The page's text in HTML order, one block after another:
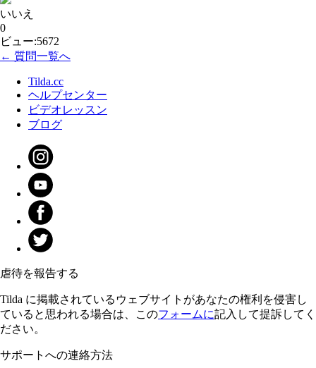
いいえ
0
ビュー:5672
← 質問一覧へ
Tilda.cc
ヘルプセンター
ビデオレッスン
ブログ
虐待を報告する
Tilda に掲載されているウェブサイトがあなたの権利を侵害し
ていると思われる場合は、このフォームに記入して提訴してく
ださい。
サポートへの連絡方法